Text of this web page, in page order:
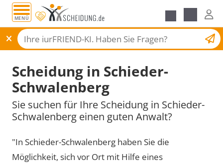
MENÜ
Scheidungsantrag
Scheidung in Schieder-
Schwalenberg
Sie suchen für Ihre Scheidung in Schieder-
Schwalenberg einen guten Anwalt?
"In Schieder-Schwalenberg haben Sie die
Möglichkeit, sich vor Ort mit Hilfe eines